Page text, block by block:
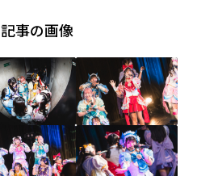
記事の画像